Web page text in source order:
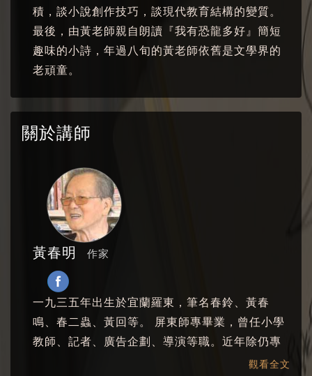
積，談小說創作技巧，談現代教育結構的變質。
最後，由黃老師親自朗讀『我有恐龍多好』簡短
趣味的小詩，年過八旬的黃老師依舊是文學界的
老頑童。
關於講師
黃春明 作家
一九三五年出生於宜蘭羅東，筆名春鈴、黃春
鳴、春二蟲、黃回等。 屏東師專畢業，曾任小學
教師、記者、廣告企劃、導演等職。近年除仍專
事寫作，更致力於歌仔戲及兒童劇的編導，此外
觀看全文